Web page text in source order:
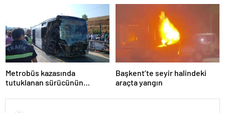
Metrobüs kazasında
tutuklanan sürücünün
Başkent’te seyir halindeki
araçta yangın